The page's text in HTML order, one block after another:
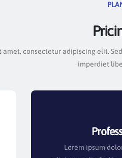
amet, consectetur adipiscing elit.
imperdiet
Lorem ipsum